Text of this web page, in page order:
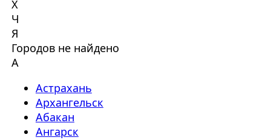
Х
Ч
Я
Городов не найдено
А
Астрахань
Архангельск
Абакан
Ангарск